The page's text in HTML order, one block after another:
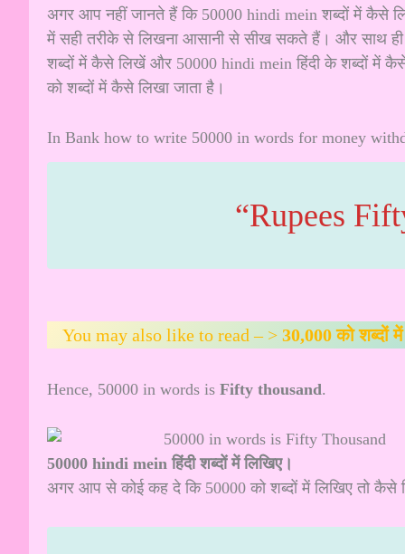
अगर आप नहीं जानते हैं कि 50000 hindi mein शब्दों में कैसे
में सही तरीके से लिखना आसानी से सीख सकते हैं। और साथ
शब्दों में कैसे लिखें और 50000 hindi mein हिंदी के शब्दों में
को शब्दों में कैसे लिखा जाता है।
In Bank how to write 50000 in words for money
“Rupees
You may also like to read – > 30,000 को शब्दों
Hence, 50000 in words is Fifty thousand.
50000 hindi mein हिंदी शब्दों में लिखिए।
अगर आप से कोई कह दे कि 50000 को शब्दों में लिखिए तो कैसे